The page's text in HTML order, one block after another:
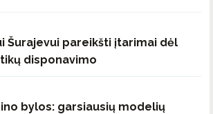
Šurajevui pareikšti įtarimai dėl
disponavimo
bylos: garsiausių modelių